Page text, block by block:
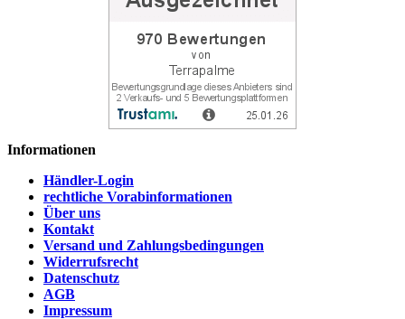
Informationen
Händler-Login
rechtliche Vorabinformationen
Über uns
Kontakt
Versand und Zahlungsbedingungen
Widerrufsrecht
Datenschutz
AGB
Impressum